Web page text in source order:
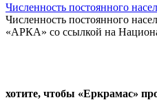
Численность постоянного
Численность постоянного
«АРКА» со ссылкой на
хотите, чтобы «Еркрамас»